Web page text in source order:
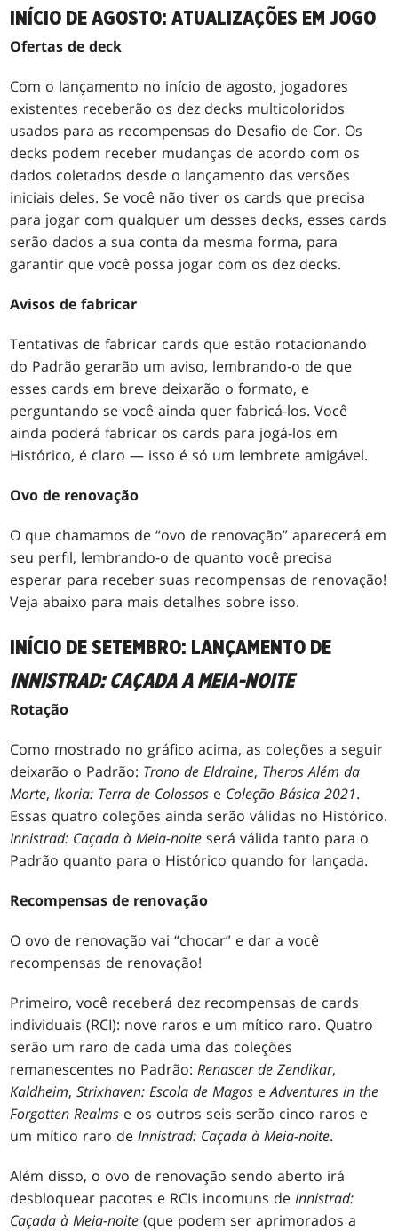
INÍCIO DE AGOSTO: ATUALIZAÇÕES EM JOGO
Ofertas de deck
Com o lançamento no início de agosto, jogadores
existentes receberão os dez decks multicoloridos
usados para as recompensas do Desafio de Cor. Os
decks podem receber mudanças de acordo com os
dados coletados desde o lançamento das versões
iniciais deles. Se você não tiver os cards que precisa
para jogar com qualquer um desses decks, esses cards
serão dados a sua conta da mesma forma, para
garantir que você possa jogar com os dez decks.
Avisos de fabricar
Tentativas de fabricar cards que estão rotacionando
do Padrão gerarão um aviso, lembrando-o de que
esses cards em breve deixarão o formato, e
perguntando se você ainda quer fabricá-los. Você
ainda poderá fabricar os cards para jogá-los em
Histórico, é claro — isso é só um lembrete amigável.
Ovo de renovação
O que chamamos de “ovo de renovação” aparecerá em
seu perfil, lembrando-o de quanto você precisa
esperar para receber suas recompensas de renovação!
Veja abaixo para mais detalhes sobre isso.
INÍCIO DE SETEMBRO: LANÇAMENTO DE
INNISTRAD: CAÇADA A MEIA-NOITE
Rotação
Como mostrado no gráfico acima, as coleções a seguir
deixarão o Padrão: Trono de Eldraine, Theros Além da
Morte,Ikoria: Terra de Colossos e Coleção Básica 2021.
Essas quatro coleções ainda serão válidas no Histórico.
Innistrad: Caçada à Meia-noite será válida tanto para o
Padrão quanto para o Histórico quando for lançada.
Recompensas de renovação
O ovo de renovação vai “chocar” e dar a você
recompensas de renovação!
Primeiro, você receberá dez recompensas de cards
individuais (RCI): nove raros e um mítico raro. Quatro
serão um raro de cada uma das coleções
remanescentes no Padrão:Renascer de Zendikar,
Kaldheim,Strixhaven: Escola de Magos eAdventures in the
Forgotten Realms e os outros seis serão cinco raros e
um mítico raro deInnistrad: Caçada à Meia-noite.
Além disso, o ovo de renovação sendo aberto irá
desbloquear pacotes e RCIs incomuns deInnistrad:
Caçada à Meia-noite (que podem ser aprimorados a